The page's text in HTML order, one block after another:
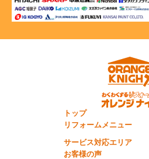
トップ
リフォームメニュー
サービス対応エリア
お客様の声